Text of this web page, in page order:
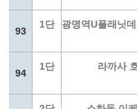
93
1단 광명역U플래닛
94
1단 라까사